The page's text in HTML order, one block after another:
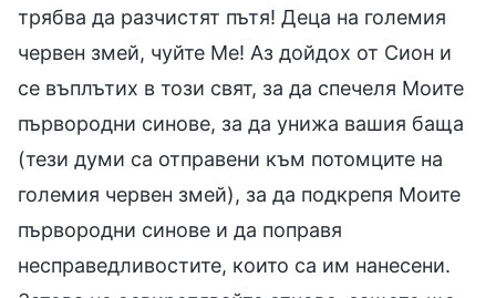
трябва да разчистят пътя! Деца на големия
червен змей, чуйте Ме! Аз дойдох от Сион и
се въплътих в този свят, за да спечеля Моите
първородни синове, за да унижа вашия баща
(тези думи са отправени към потомците на
големия червен змей), за да подкрепя Моите
първородни синове и да поправя
несправедливостите, които са им нанесени.